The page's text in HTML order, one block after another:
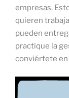
empresas.
quieren
pueden
practique la
conviértete